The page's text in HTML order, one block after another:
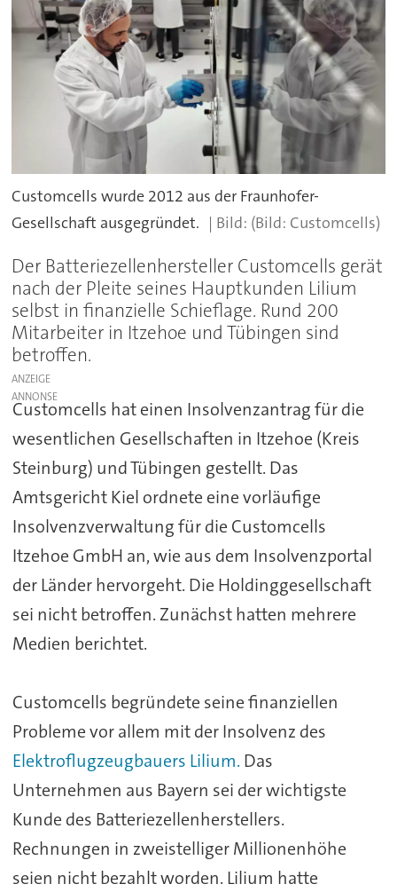
Customcells wurde 2012 aus der Fraunhofer-
Gesellschaft ausgegründet.
(Bild: Customcells)
Der Batteriezellenhersteller Customcells gerät
nach der Pleite seines Hauptkunden Lilium
selbst in finanzielle Schieflage. Rund 200
Mitarbeiter in Itzehoe und Tübingen sind
betroffen.
ANZEIGE
Customcells hat einen Insolvenzantrag für die
wesentlichen Gesellschaften in Itzehoe (Kreis
Steinburg) und Tübingen gestellt. Das
Amtsgericht Kiel ordnete eine vorläufige
Insolvenzverwaltung für die Customcells
Itzehoe GmbH an, wie aus dem Insolvenzportal
der Länder hervorgeht. Die Holdinggesellschaft
sei nicht betroffen. Zunächst hatten mehrere
Medien berichtet.
Customcells begründete seine finanziellen
Probleme vor allem mit der Insolvenz des
Elektroflugzeugbauers Lilium. Das
Unternehmen aus Bayern sei der wichtigste
Kunde des Batteriezellenherstellers.
Rechnungen in zweistelliger Millionenhöhe
seien nicht bezahlt worden. Lilium hatte